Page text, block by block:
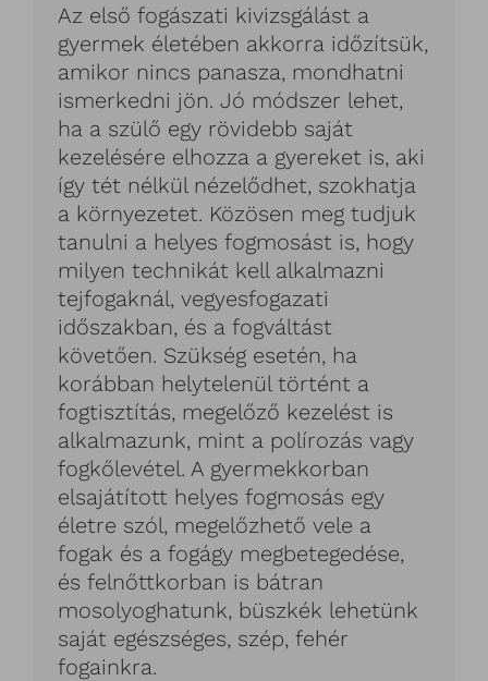
Az első fogászati kivizsgálást a
gyermek életében akkorra időzítsük,
amikor nincs panasza, mondhatni
ismerkedni jön. Jó módszer lehet,
ha a szülő egy rövidebb saját
kezelésére elhozza a gyereket is, aki
így tét nélkül nézelődhet, szokhatja
a környezetet. Közösen meg tudjuk
tanulni a helyes fogmosást is, hogy
milyen technikát kell alkalmazni
tejfogaknál, vegyesfogazati
időszakban, és a fogváltást
követően. Szükség esetén, ha
korábban helytelenül történt a
fogtisztítás, megelőző kezelést is
alkalmazunk, mint a polírozás vagy
fogkőlevétel. A gyermekkorban
elsajátított helyes fogmosás egy
életre szól, megelőzhető vele a
fogak és a fogágy megbetegedése,
és felnőttkorban is bátran
mosolyoghatunk, büszkék lehetünk
saját egészséges, szép, fehér
fogainkra.